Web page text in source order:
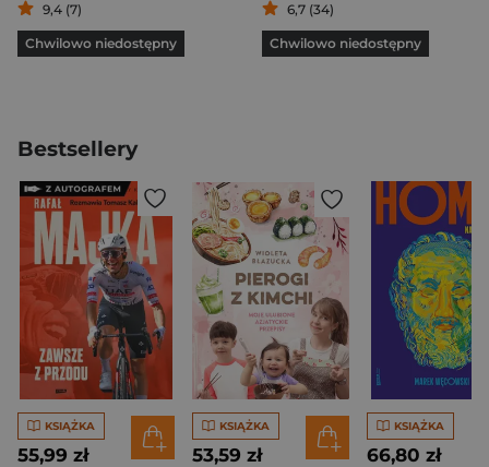
9,4 (7)
Chwilowo niedostępny
6,7 (34)
Chwilowo niedostępny
Bestsellery
KSIĄŻKA
55,99 zł
KSIĄŻKA
53,59 zł
KSIĄŻKA
66,80 zł